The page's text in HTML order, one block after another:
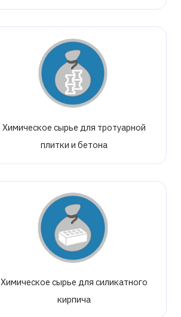
Химическое сырье для тротуарной
плитки и бетона
Химическое сырье для силикатного
кирпича